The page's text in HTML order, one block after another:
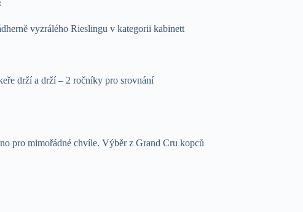
vyzrálého Rieslingu v kategorii kabinett
drží a drží – 2 ročníky pro srovnání
pro mimořádné chvíle. Výběr z Grand Cru kopců